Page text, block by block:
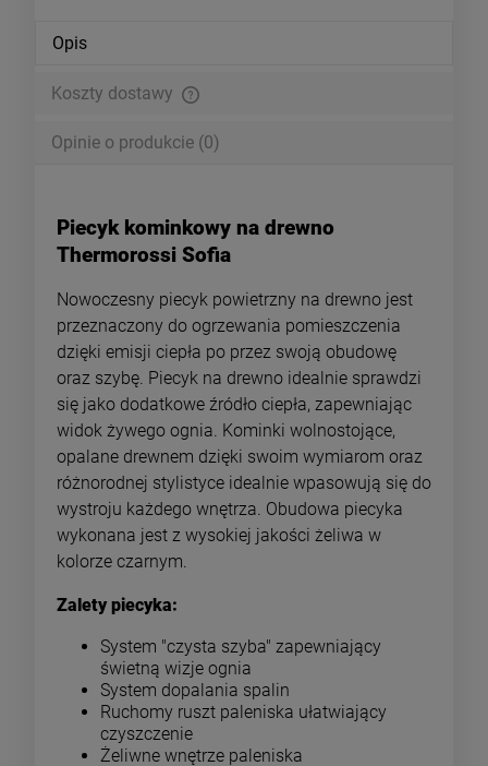
Opis
Koszty dostawy
Opinie o produkcie (0)
Piecyk kominkowy na drewno
Thermorossi Sofia
Nowoczesny piecyk powietrzny na drewno jest
przeznaczony do ogrzewania pomieszczenia
dzięki emisji ciepła po przez swoją obudowę
oraz szybę. Piecyk na drewno idealnie sprawdzi
się jako dodatkowe źródło ciepła, zapewniając
widok żywego ognia. Kominki wolnostojące,
opalane drewnem dzięki swoim wymiarom oraz
różnorodnej stylistyce idealnie wpasowują się do
wystroju każdego wnętrza. Obudowa piecyka
wykonana jest z wysokiej jakości żeliwa w
kolorze czarnym.
Zalety piecyka:
System "czysta szyba" zapewniający
świetną wizje ognia
System dopalania spalin
Ruchomy ruszt paleniska ułatwiający
czyszczenie
Żeliwne wnętrze paleniska